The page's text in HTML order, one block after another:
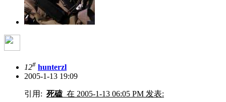
12# hunterzl
2005-1-13 19:09
引用: 死磕 在 2005-1-13 06:05 PM 发表: